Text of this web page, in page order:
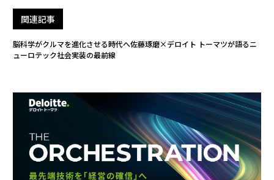
関連記事
脳科学がクルマを進化させる時代へ――佐藤琢磨×デロイト トーマツが語るニ
ューロテック社会実装の最前線